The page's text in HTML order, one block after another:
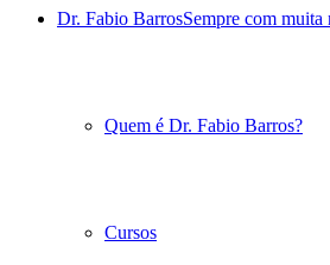
Dr. Fabio BarrosSempre com muita
Quem é Dr. Fabio Barros?
Cursos